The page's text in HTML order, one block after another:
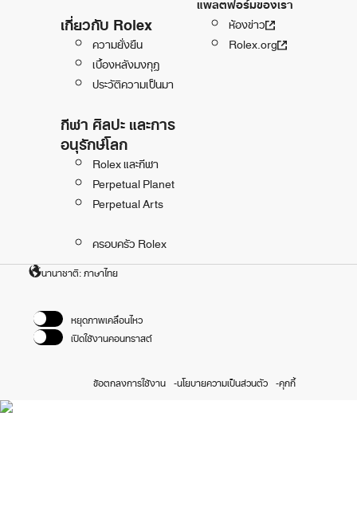
เกี่ยวกับ Rolex
ความยั่งยืน
เบื้องหลังมงกุฎ
ประวัติความเป็นมา
กีฬา ศิลปะ และการ
อนุรักษ์โลก
Rolex และกีฬา
Perpetual Planet
Perpetual Arts
ครอบครัว Rolex
ห้องข่าว
Rolex.org
นานาชาติ: ภาษาไทย
หยุดภาพเคลื่อนไหว
เปิดใช้งานคอนทราสต์
ข้อตกลงการใช้งาน นโยบายความเป็นส่วนตัว คุกกี้